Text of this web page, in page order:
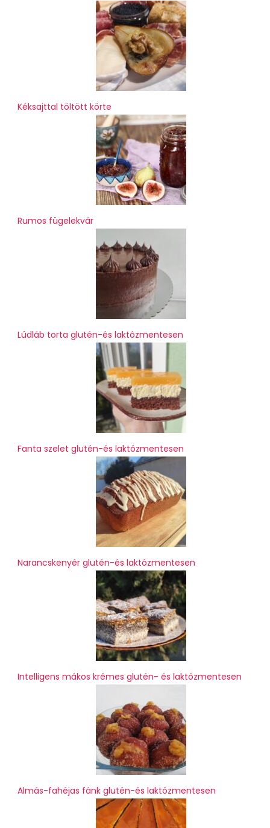
Kéksajttal töltött körte
Rumos fügelekvár
Lúdláb torta glutén-és laktózmentesen
Fanta szelet glutén-és laktózmentesen
Narancskenyér glutén-és laktózmentesen
Intelligens mákos krémes glutén- és laktózmentesen
Almás-fahéjas fánk glutén-és laktózmentesen